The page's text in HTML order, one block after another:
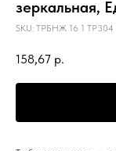
зеркальная,
SKU: ТРБНЖ 16 1 TP304
158,67 р.